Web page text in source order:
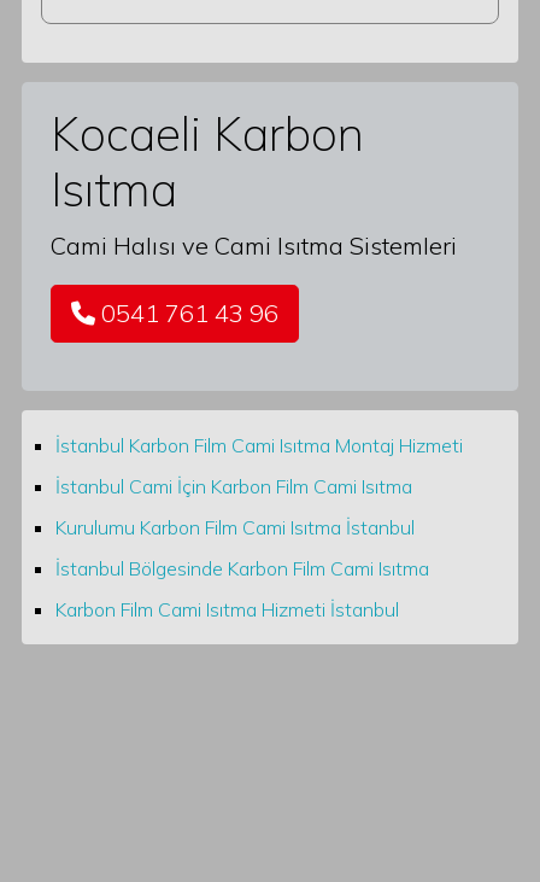
Kocaeli Karbon
Isıtma
Cami Halısı ve Cami Isıtma Sistemleri
0541 761 43 96
İstanbul Karbon Film Cami Isıtma Montaj Hizmeti
İstanbul Cami İçin Karbon Film Cami Isıtma
Kurulumu Karbon Film Cami Isıtma İstanbul
İstanbul Bölgesinde Karbon Film Cami Isıtma
Karbon Film Cami Isıtma Hizmeti İstanbul